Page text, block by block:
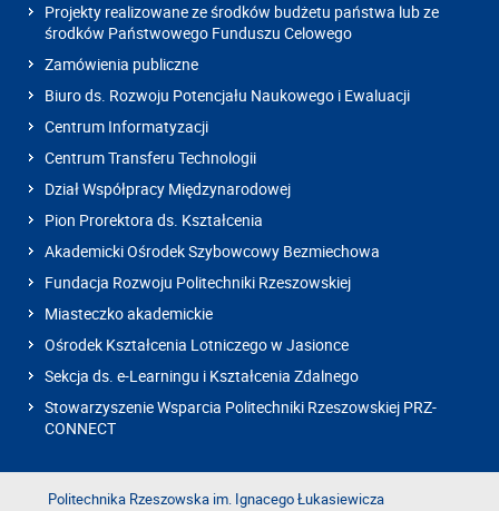
Projekty realizowane ze środków budżetu państwa lub ze
środków Państwowego Funduszu Celowego
Zamówienia publiczne
Biuro ds. Rozwoju Potencjału Naukowego i Ewaluacji
Centrum Informatyzacji
Centrum Transferu Technologii
Dział Współpracy Międzynarodowej
Pion Prorektora ds. Kształcenia
Akademicki Ośrodek Szybowcowy Bezmiechowa
Fundacja Rozwoju Politechniki Rzeszowskiej
Miasteczko akademickie
Ośrodek Kształcenia Lotniczego w Jasionce
Sekcja ds. e-Learningu i Kształcenia Zdalnego
Stowarzyszenie Wsparcia Politechniki Rzeszowskiej PRZ-
CONNECT
Politechnika Rzeszowska im. Ignacego Łukasiewicza